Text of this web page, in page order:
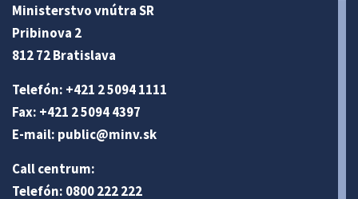
Ministerstvo vnútra SR
Pribinova 2
812 72 Bratislava
Telefón: +421 2 5094 1111
Fax: +421 2 5094 4397
E-mail: public@minv.sk
Call centrum:
Telefón: 0800 222 222